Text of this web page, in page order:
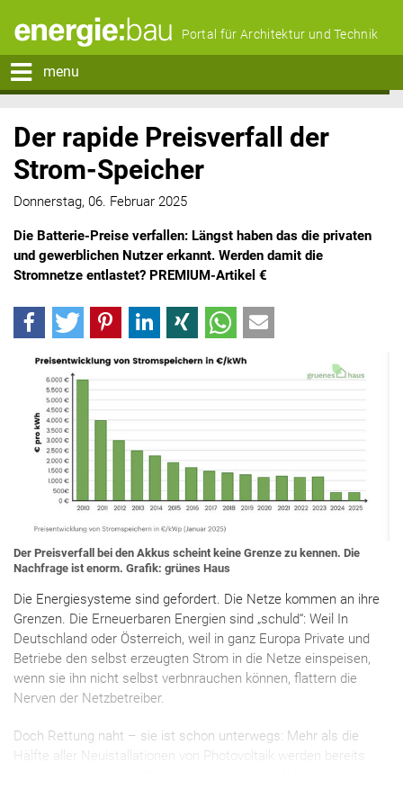
Portal für Architektur und Technik
menu
Der rapide Preisverfall der
Strom-Speicher
Donnerstag, 06. Februar 2025
Die Batterie-Preise verfallen: Längst haben das die privaten
und gewerblichen Nutzer erkannt. Werden damit die
Stromnetze entlastet? PREMIUM-Artikel €
Der Preisverfall bei den Akkus scheint keine Grenze zu kennen. Die
Nachfrage ist enorm. Grafik: grünes Haus
Die Energiesysteme sind gefordert. Die Netze kommen an ihre
Grenzen. Die Erneuerbaren Energien sind „schuld“: Weil In
Deutschland oder Österreich, weil in ganz Europa Private und
Betriebe den selbst erzeugten Strom in die Netze einspeisen,
wenn sie ihn nicht selbst verbnrauchen können, flattern die
Nerven der Netzbetreiber.
Doch Rettung naht – sie ist schon unterwegs: Mehr als die
Hälfte aller Neuistallationen von Photovoltaik werden bereits